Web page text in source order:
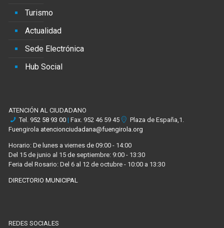
Turismo
Actualidad
Sede Electrónica
Hub Social
ATENCIÓN AL CIUDADANO
Tel. 952 58 93 00 | Fax. 952 46 59 45
Plaza de España,1.
Fuengirola atencionciudadana@fuengirola.org
Horario: De lunes a viernes de 09:00 - 14:00
Del 15 de junio al 15 de septiembre: 9:00 - 13:30
Feria del Rosario: Del 6 al 12 de octubre - 10:00 a 13:30
DIRECTORIO MUNICIPAL
REDES SOCIALES